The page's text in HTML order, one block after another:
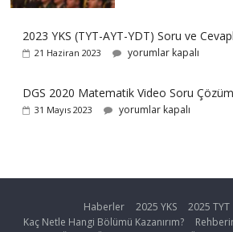
2023 YKS (TYT-AYT-YDT) Soru ve
21 Haziran 2023 yorumlar kapalı
DGS 2020 Matematik Video Soru
31 Mayıs 2023 yorumlar kapalı
Haberler 2025 YKS 2025 TYT
Kaç Netle Hangi Bölümü Kazanırım?